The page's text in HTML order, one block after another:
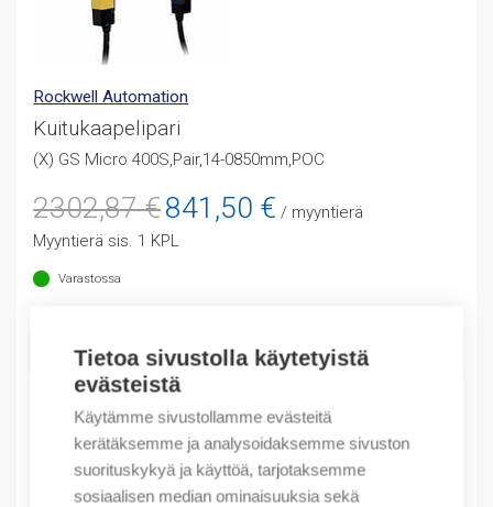
Tietoa sivustolla käytetyistä
evästeistä
Käytämme sivustollamme evästeitä
kerätäksemme ja analysoidaksemme sivuston
suorituskykyä ja käyttöä, tarjotaksemme
sosiaalisen median ominaisuuksia sekä
Rockwell Automation
Kuitukaapelipari
(X) GS Micro 400S,Pair,14-0850mm,POC
2302,87€ Alkuperäinen
hinta
oli:
841,50 € hinta
/ myyntierä
Myyntierä sis. 1 KPL
Varastossa
LISÄÄ OSTOSKORIIN
Tuotekoodit